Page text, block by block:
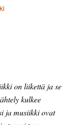
on liikettä ja se
kulkee
ja musiikki ovat